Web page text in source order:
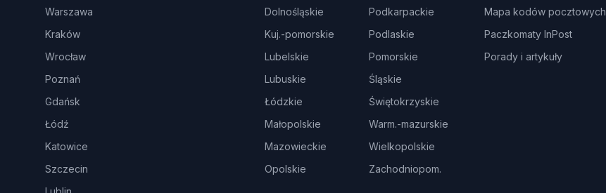
Warszawa
Kraków
Wrocław
Poznań
Gdańsk
Łódź
Katowice
Szczecin
Dolnośląskie
Kuj.-pomorskie
Lubelskie
Lubuskie
Łódzkie
Małopolskie
Mazowieckie
Opolskie
Podkarpackie
Podlaskie
Pomorskie
Śląskie
Świętokrzyskie
Warm.-mazurskie
Wielkopolskie
Zachodniopom.
Mapa kodów pocztowych
Paczkomaty InPost
Porady i artykuły